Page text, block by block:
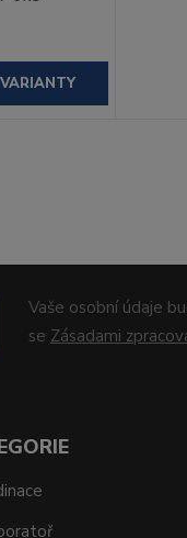
VARIANTY
Vaše osobní údaje
se Zásadami